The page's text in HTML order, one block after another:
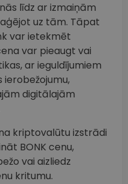
līdz ar izmaiņām
uz tām. Tāpat
var ietekmēt
var pieaugt vai
ar ieguldījumiem
ierobežojumu,
digitālajām
kriptovalūtu izstrādi
BONK cenu,
vai aizliedz
kritumu.